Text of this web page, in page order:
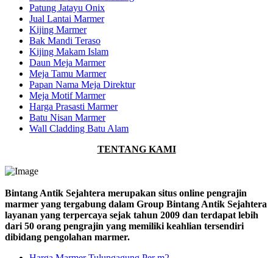
Patung Jatayu Onix
Jual Lantai Marmer
Kijing Marmer
Bak Mandi Teraso
Kijing Makam Islam
Daun Meja Marmer
Meja Tamu Marmer
Papan Nama Meja Direktur
Meja Motif Marmer
Harga Prasasti Marmer
Batu Nisan Marmer
Wall Cladding Batu Alam
TENTANG KAMI
Bintang Antik Sejahtera merupakan situs online pengrajin
marmer yang tergabung dalam Group Bintang Antik Sejahtera
layanan yang terpercaya sejak tahun 2009 dan terdapat lebih
dari 50 orang pengrajin yang memiliki keahlian tersendiri
dibidang pengolahan marmer.